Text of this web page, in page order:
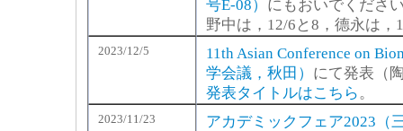
号E-08） にもおいでくださ
野中は，12/6と8，德永は
2023/12/5
11th Asian Conference on
学会議，秋田） にて発表（
発表タイトルはこちら。
2023/11/23
アカデミックフェア2023（